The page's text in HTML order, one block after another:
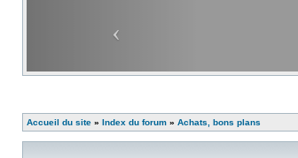
Accueil du site » Index du forum » Achats, bons plans